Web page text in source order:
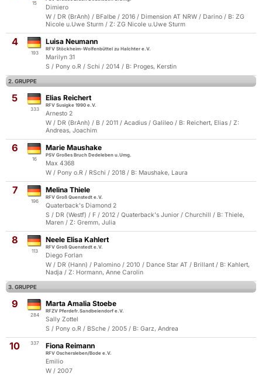
15
Dimiero
W / DR (BrAnh) / BFalbe / 2016 / Dimension AT NRW / Darino / B: ZG
Nicole u.Uwe Sturm / Z: ZG Nicole u.Uwe Sturm
4
193
Luisa Neumann
RFV Stöckheim-Wolfenbüttel zu Halchter e.V.
Marilyn 31
S / Pony o.R / Schi / 2014 / B: Proges, Kerstin
2. GRUPPE
5
333
Elias Reichert
RFV Susigke 1990 e.V.
Arnesto 2
W / DR (BrAnh) / B / 2011 / Acadius / Galileo / B: Reichert, Elias / Z:
Andreas, Joachim
6
16
Marie Maushake
PSV Großes Bruch Dedeleben u.Umg.
Max 4368
W / Pony o.R / RSchi / 2018 / B: Maushake, Laura
7
196
Melina Thiele
RFV Groß Quenstedt e.V.
Quaterback's Diamond 2
S / DR (Westf) / F / 2012 / Quaterback's Junior / Churchill / B: Thiele,
Maren / Z: Gremm, Julia
8
113
Neele Elisa Kahlert
RFV Groß Quenstedt e.V.
Diego Forlan
W / DR (Hann) / Palomino / 2010 / Dance Star AT / Brillant / B: Kahlert,
Nadja / Z: Hormann, Anne Carolin
3. GRUPPE
9
284
Marta Amalia Stoebe
RFZV Pferdefr.Sandbeiendorf e.V.
Sally Zottel
S / Pony o.R / BSche / 2005 / B: Garz, Andrea
10 337 Fiona Reimann
RFV Oschersleben/Bode e.V.
Emilio
W / 2007